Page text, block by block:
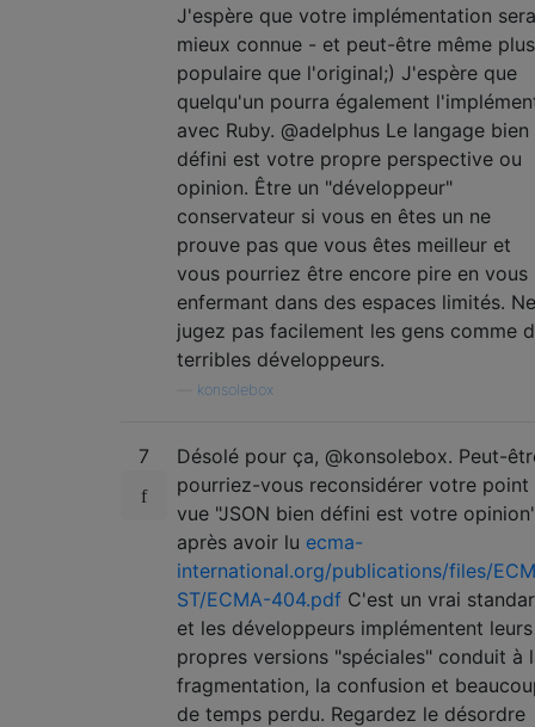
J'espère que votre implémentation sera
mieux connue - et peut-être même plus
populaire que l'original;) ​​J'espère que
quelqu'un pourra également
avec Ruby. @adelphus Le langage bien
défini est votre propre perspective ou
opinion. Être un "développeur"
conservateur si vous en êtes un ne
prouve pas que vous êtes meilleur et
vous pourriez être encore pire en vous
enfermant dans des espaces limités. Ne
jugez pas facilement les gens comme
terribles développeurs.
konsolebox
7
Désolé pour ça, @konsolebox. Peut-
pourriez-vous reconsidérer votre point
vue "JSON bien défini est votre
après avoir lu ecma-
international.org/publications/files/
ST/ECMA-404.pdf C'est un vrai
et les développeurs implémentent leurs
propres versions "spéciales" conduit à
fragmentation, la confusion et
de temps perdu. Regardez le désordre